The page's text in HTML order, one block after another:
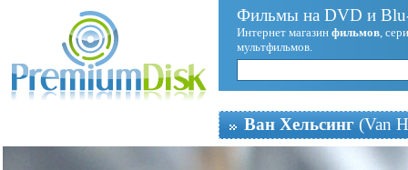
Фильмы на DVD и
Интернет магазин фильмов,
мультфильмов.
Ван Хельсинг (Van